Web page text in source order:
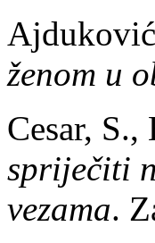
ženom u
Cesar,
spriječiti
vezama.